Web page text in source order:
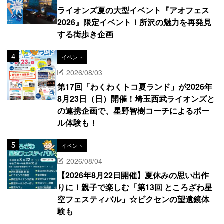
ライオンズ夏の大型イベント『アオフェス
2026』限定イベント！所沢の魅力を再発見
する街歩き企画
イベント
2026/08/03
第17回「わくわくトコ夏ランド」が2026年
8月23日（日）開催！埼玉西武ライオンズと
の連携企画で、星野智樹コーチによるボー
ル体験も！
イベント
2026/08/04
【2026年8月22日開催】夏休みの思い出作
りに！親子で楽しむ「第13回 ところざわ星
空フェスティバル」☆ビクセンの望遠鏡体
験も